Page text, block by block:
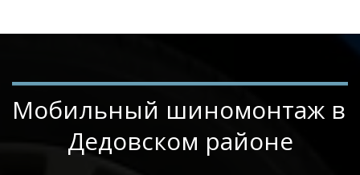
Мобильный шиномонтаж в
Дедовском районе